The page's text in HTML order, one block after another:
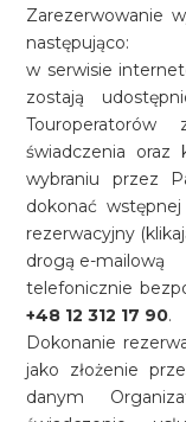
Zarezerwowanie
następująco:
w serwisie
zostają
Touroperatorów
świadczenia
wybraniu przez
dokonać
rezerwacyjny
drogą e-mailową
telefonicznie
+48 12 312 17 90.
Dokonanie
jako złożenie
danym